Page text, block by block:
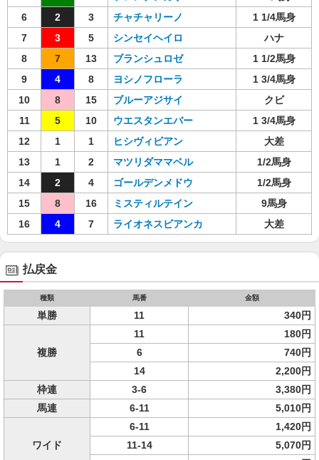
6
2 3 チャチャリーノ
1 1/4馬身
7
3 5 シンセイヘイロ
ハナ
8
7 13 ブランシュロゼ
1 1/2馬身
9
4 8 ヨシノフローラ
1 3/4馬身
10
8 15 ブルーアジサイ
クビ
11
5 10 ウエスタンエバー
1 3/4馬身
12
1 1 ヒシヴィビアン
大差
13
1 2 マツリダママベル
1/2馬身
14
2 4 ゴールデンメドウ
1/2馬身
15
8 16 ミスティルテイン
9馬身
16
4 7 ライオネスビアンカ 大差
払戻金
種類 馬番 金額
単勝 11 340円
複勝
11
180円
6
740円
14
2,200円
枠連
3-6
3,380円
馬連
6-11 5,010円
ワイド
6-11
1,420円
11-14
5,070円